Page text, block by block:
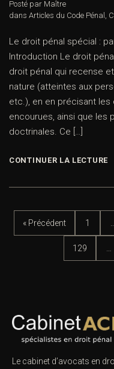
Posté par Maître
dans Articles du Code Pénal ,
Le droit pénal spécial :
Introduction Le droit
droit pénal qui recense
nature (atteintes aux
etc.), en en précisant
encourues, ainsi que les
doctrinales. Ce […]
CONTINUER LA LECTURE
« Précédent 1
129
Le cabinet d’avocats en